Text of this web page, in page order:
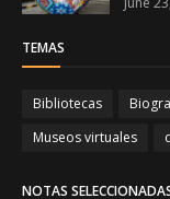
TEMAS
Bibliotecas
Museos virtuales
NOTAS